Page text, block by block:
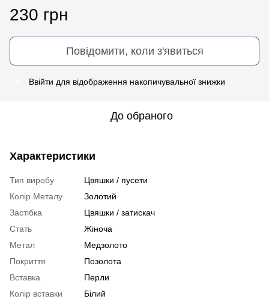
230 грн
Повідомити, коли з'явиться
Ввійти для відображення накопичувальної знижки
До обраного
Характеристики
Тип виробу
Цвяшки / пусети
Колір Металу
Золотий
Застібка
Цвяшки / затискач
Стать
Жіноча
Метал
Медзолото
Покриття
Позолота
Вставка
Перли
Колір вставки
Білий